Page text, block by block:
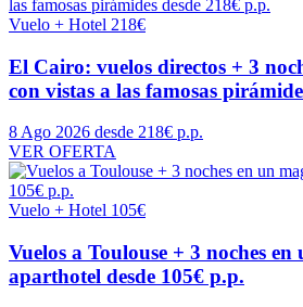
Vuelo + Hotel 218€
El Cairo: vuelos directos + 3
con vistas a las famosas
8 Ago 2026 desde 218€ p.p.
VER OFERTA
Vuelo + Hotel 105€
Vuelos a Toulouse + 3 noches
aparthotel desde 105€ p.p.